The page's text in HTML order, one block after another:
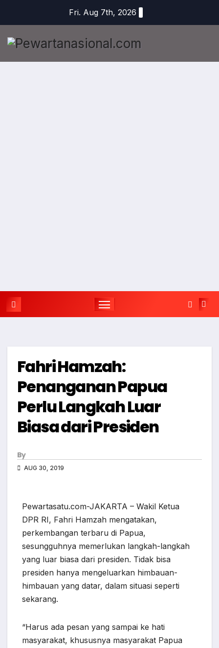
Fri. Aug 7th, 2026
Fahri Hamzah:
Penanganan Papua
Perlu Langkah Luar
Biasa dari Presiden
By
AUG 30, 2019
Pewartasatu.com-JAKARTA – Wakil Ketua
DPR RI, Fahri Hamzah mengatakan,
perkembangan terbaru di Papua,
sesungguhnya memerlukan langkah-langkah
yang luar biasa dari presiden. Tidak bisa
presiden hanya mengeluarkan himbauan-
himbauan yang datar, dalam situasi seperti
sekarang.
“Harus ada pesan yang sampai ke hati
masyarakat, khususnya masyarakat Papua